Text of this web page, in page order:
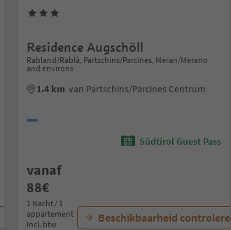
Residence Augschöll
Rabland/Rablà, Partschins/Parcines, Meran/Merano
and environs
1.4 km van Partschins/Parcines Centrum
Südtirol Guest Pass
vanaf
88€
1 Nacht / 1
appartement
Incl. btw
Beschikbaarheid controleren